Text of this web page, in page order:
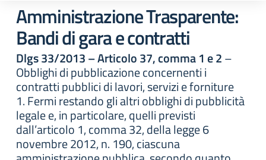
Amministrazione Trasparente:
Bandi di gara e contratti
Dlgs 33/2013 – Articolo 37, comma 1 e 2–
Obblighi di pubblicazione concernenti i
contratti pubblici di lavori, servizi e forniture
1. Fermi restando gli altri obblighi di pubblicità
legale e, in particolare, quelli previsti
dall’articolo 1, comma 32, della legge 6
novembre 2012, n. 190, ciascuna